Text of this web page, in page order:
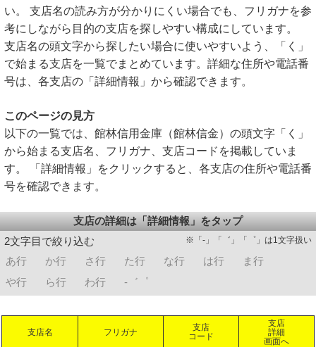
い。 支店名の読み方が分かりにくい場合でも、フリガナを参
考にしながら目的の支店を探しやすい構成にしています。
支店名の頭文字から探したい場合に使いやすいよう、「く」
で始まる支店を一覧でまとめています。詳細な住所や電話番
号は、各支店の「詳細情報」から確認できます。
このページの見方
以下の一覧では、館林信用金庫（館林信金）の頭文字「く」
から始まる支店名、フリガナ、支店コードを掲載していま
す。 「詳細情報」をクリックすると、各支店の住所や電話番
号を確認できます。
支店の詳細は「詳細情報」をタップ
2文字目で絞り込む
※「-」「゛」「゜」は1文字扱い
あ行 か行 さ行 た行 な行 は行
ま行
や行
ら行 わ行 -゛゜
支店名 フリガナ
支店
コード
支店
詳細
画面へ